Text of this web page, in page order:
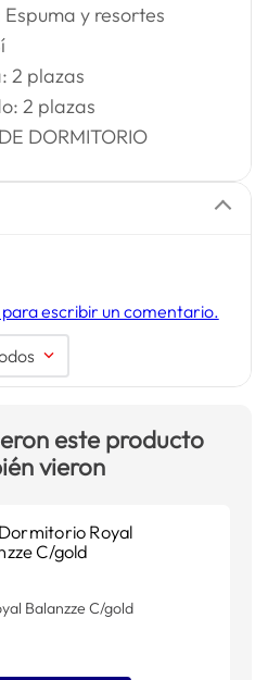
y resortes
2 plazas
2 plazas
DORMITORIO
escribir un comentario.
este producto
vieron
Balanzze C/gold